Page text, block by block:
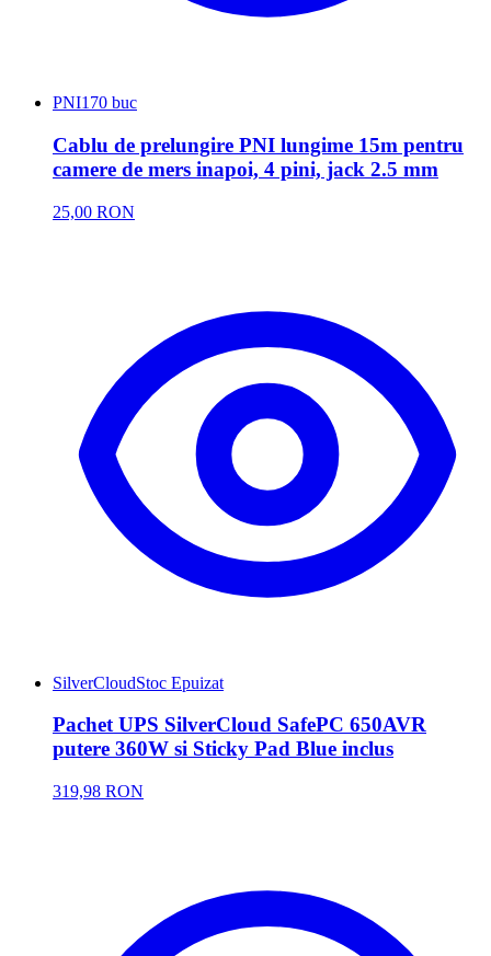
PNI170 buc
Cablu de prelungire PNI lungime 15m pentru
camere de mers inapoi, 4 pini, jack 2.5 mm
25,00 RON
SilverCloudStoc Epuizat
Pachet UPS SilverCloud SafePC 650AVR
putere 360W si Sticky Pad Blue inclus
319,98 RON